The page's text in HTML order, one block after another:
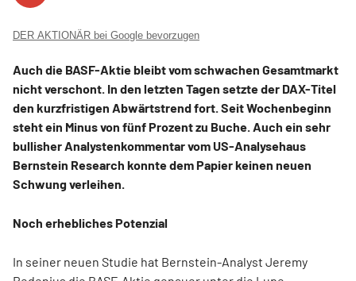
DER AKTIONÄR bei Google bevorzugen
Auch die BASF-Aktie bleibt vom schwachen Gesamtmarkt
nicht verschont. In den letzten Tagen setzte der DAX-Titel
den kurzfristigen Abwärtstrend fort. Seit Wochenbeginn
steht ein Minus von fünf Prozent zu Buche. Auch ein sehr
bullisher Analystenkommentar vom US-Analysehaus
Bernstein Research konnte dem Papier keinen neuen
Schwung verleihen.
Noch erhebliches Potenzial
In seiner neuen Studie hat Bernstein-Analyst Jeremy